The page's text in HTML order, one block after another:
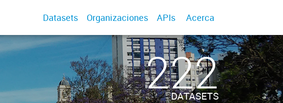
Datasets Organizaciones APIs Acerca
222
DATASETS